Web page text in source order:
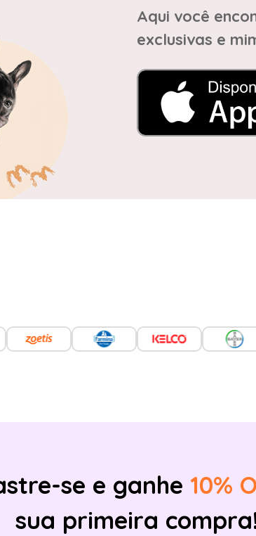
Aqui você
exclusivas e
se e ganhe 10%
sua primeira